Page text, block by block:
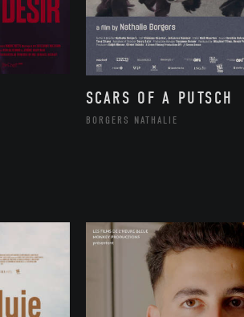
SCARS OF A PUTSCH
BORGERS NATHALIE